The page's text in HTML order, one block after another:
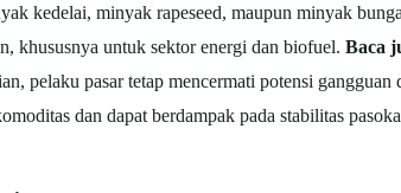
kedelai, minyak rapeseed, maupun minyak
khususnya untuk sektor energi dan biofuel. Baca
pelaku pasar tetap mencermati potensi
dan dapat berdampak pada stabilitas